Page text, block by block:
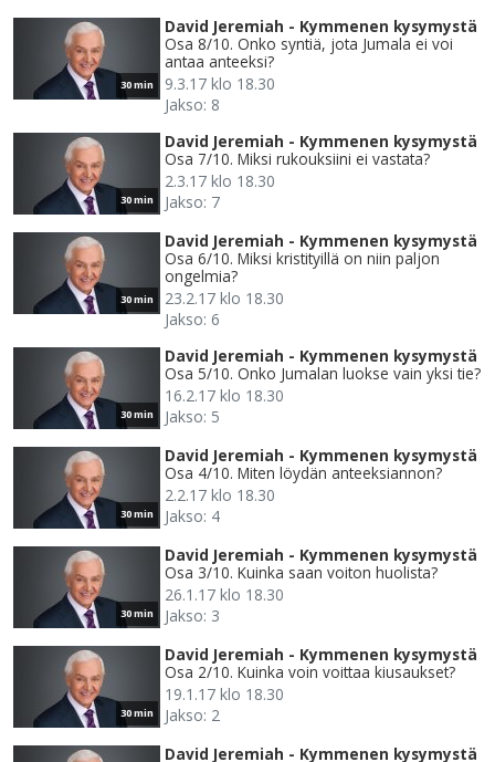
30 min
David Jeremiah - Kymmenen kysymystä
Osa 8/10. Onko syntiä, jota Jumala ei voi
antaa anteeksi?
9.3.17 klo 18.30
Jakso: 8
30 min
David Jeremiah - Kymmenen kysymystä
Osa 7/10. Miksi rukouksiini ei vastata?
2.3.17 klo 18.30
Jakso: 7
30 min
David Jeremiah - Kymmenen kysymystä
Osa 6/10. Miksi kristityillä on niin paljon
ongelmia?
23.2.17 klo 18.30
Jakso: 6
30 min
David Jeremiah - Kymmenen kysymystä
Osa 5/10. Onko Jumalan luokse vain yksi tie?
16.2.17 klo 18.30
Jakso: 5
30 min
David Jeremiah - Kymmenen kysymystä
Osa 4/10. Miten löydän anteeksiannon?
2.2.17 klo 18.30
Jakso: 4
30 min
David Jeremiah - Kymmenen kysymystä
Osa 3/10. Kuinka saan voiton huolista?
26.1.17 klo 18.30
Jakso: 3
30 min
David Jeremiah - Kymmenen kysymystä
Osa 2/10. Kuinka voin voittaa kiusaukset?
19.1.17 klo 18.30
Jakso: 2
David Jeremiah - Kymmenen kysymystä